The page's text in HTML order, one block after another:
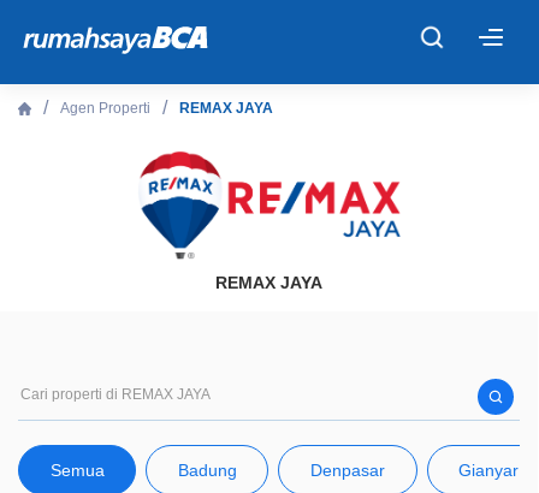
Cari Tahu
Fitur Unggulan
© 2026 PT Bank Central Asia Tbk
Agen Properti REMAX JAYA
REMAX JAYA
Semua Badung Denpasar Gianyar